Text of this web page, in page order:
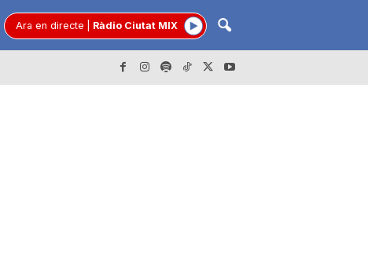
Ara en directe Ràdio Ciutat MIX